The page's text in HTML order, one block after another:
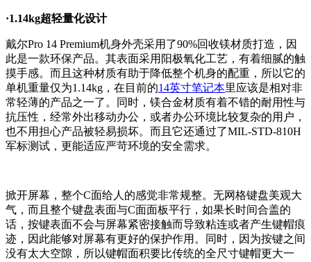
·1.14kg超轻量化设计
戴尔Pro 14 Premium机身外壳采用了90%回收镁材质打造，因
此是一款环保产品。其表面采用阳极氧化工艺，有着细腻的触
摸手感。而且这种材质有助于降低整个机身的配重，所以它的
单机重量仅为1.14kg，在目前的14英寸笔记本里应该是相对非
常轻薄的产品之一了。同时，镁合金材质有着不错的耐用性与
抗压性，经常外出移动办公，或者办公环境比较复杂的用户，
也不用担心产品被轻易损坏。而且它还通过了MIL-STD-810H
军标测试，更能适应严苛环境的安全需求。
掀开屏幕，整个C面给人的感觉非常规整。无网格键盘美观大
气，而且整个键盘表面与C面面板平行，如果长时间合盖的
话，按键表面不会与屏幕紧密接触而导致粘连或者产生键帽痕
迹，因此能够对屏幕有更好的保护作用。同时，因为按键之间
没有太大空隙，所以键帽面积要比传统的全尺寸键帽更大一